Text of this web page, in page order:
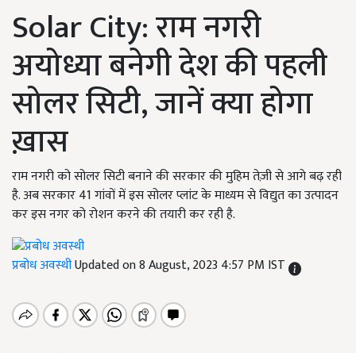
Solar City: राम नगरी
अयोध्या बनेगी देश की पहली
सोलर सिटी, जानें क्या होगा
ख़ास
राम नगरी को सोलर सिटी बनाने की सरकार की मुहिम तेज़ी से आगे बढ़ रही
है. अब सरकार 41 गांवों में इस सोलर प्लांट के माध्यम से विद्युत का उत्पादन
कर इस नगर को रोशन करने की तयारी कर रही है.
प्रबोध अवस्थीUpdated on 8 August, 2023 4:57 PM IST